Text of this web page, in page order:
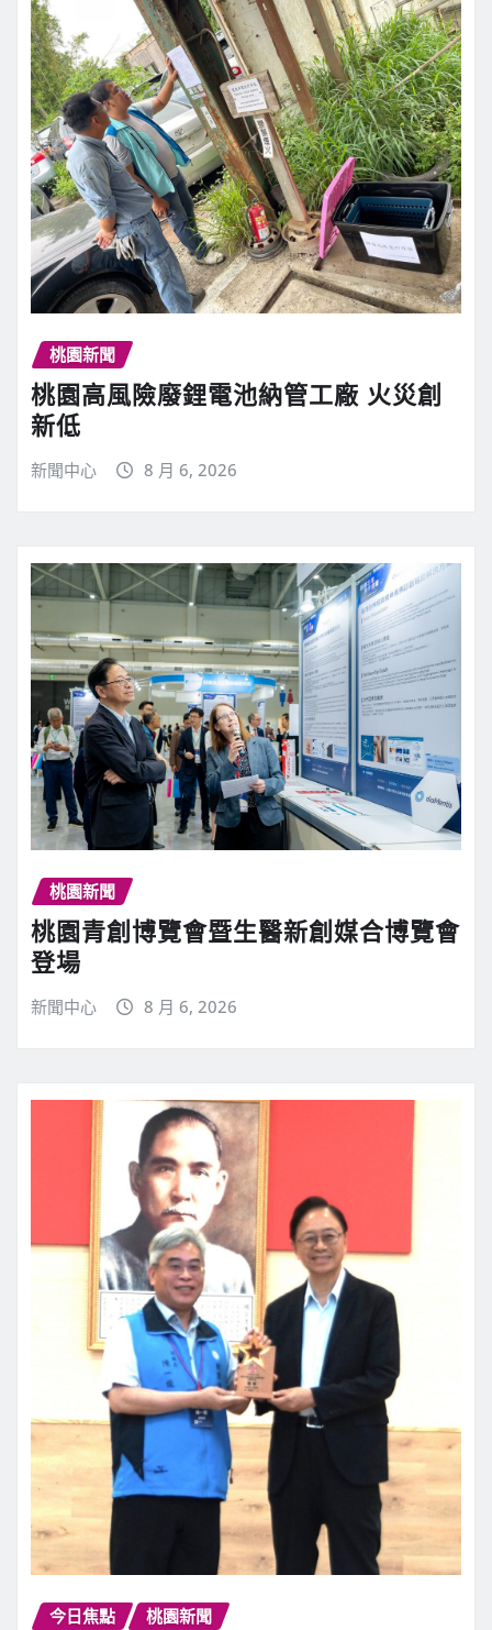
桃園新聞
桃園高風險廢鋰電池納管工廠 火災創
新低
新聞中心 8 月 6, 2026
桃園新聞
桃園青創博覽會暨生醫新創媒合博覽會
登場
新聞中心 8 月 6, 2026
今日焦點 桃園新聞